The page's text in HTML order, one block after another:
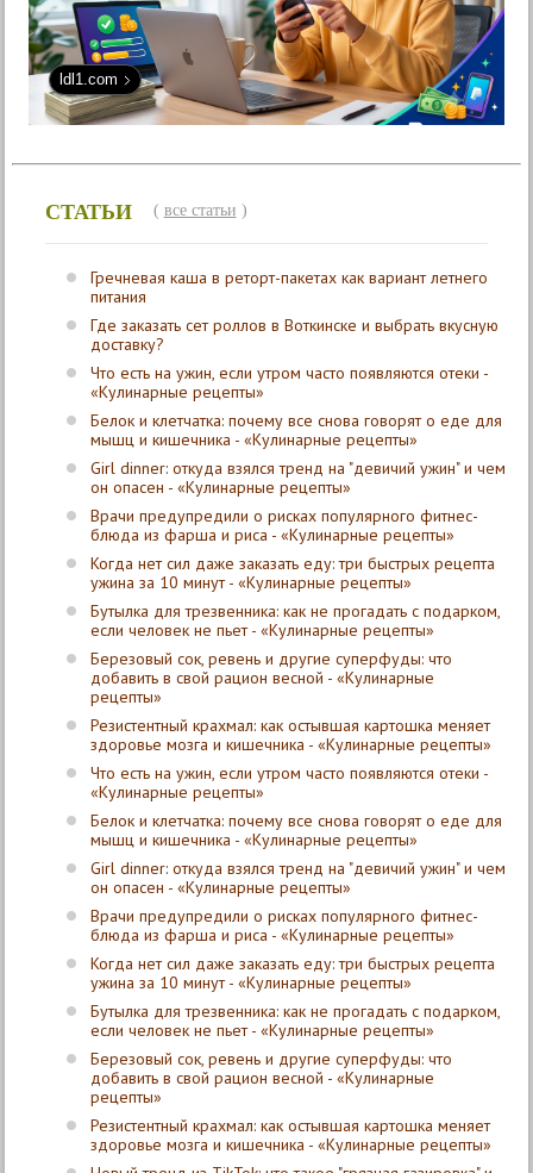
ldl1.com
СТАТЬИ ( все статьи )
Гречневая каша в реторт-пакетах как вариант летнего
питания
Где заказать сет роллов в Воткинске и выбрать вкусную
доставку?
Что есть на ужин, если утром часто появляются отеки -
«Кулинарные рецепты»
Белок и клетчатка: почему все снова говорят о еде для
мышц и кишечника - «Кулинарные рецепты»
Girl dinner: откуда взялся тренд на "девичий ужин" и чем
он опасен - «Кулинарные рецепты»
Врачи предупредили о рисках популярного фитнес-
блюда из фарша и риса - «Кулинарные рецепты»
Когда нет сил даже заказать еду: три быстрых рецепта
ужина за 10 минут - «Кулинарные рецепты»
Бутылка для трезвенника: как не прогадать с подарком,
если человек не пьет - «Кулинарные рецепты»
Березовый сок, ревень и другие суперфуды: что
добавить в свой рацион весной - «Кулинарные
рецепты»
Резистентный крахмал: как остывшая картошка меняет
здоровье мозга и кишечника - «Кулинарные рецепты»
Что есть на ужин, если утром часто появляются отеки -
«Кулинарные рецепты»
Белок и клетчатка: почему все снова говорят о еде для
мышц и кишечника - «Кулинарные рецепты»
Girl dinner: откуда взялся тренд на "девичий ужин" и чем
он опасен - «Кулинарные рецепты»
Врачи предупредили о рисках популярного фитнес-
блюда из фарша и риса - «Кулинарные рецепты»
Когда нет сил даже заказать еду: три быстрых рецепта
ужина за 10 минут - «Кулинарные рецепты»
Бутылка для трезвенника: как не прогадать с подарком,
если человек не пьет - «Кулинарные рецепты»
Березовый сок, ревень и другие суперфуды: что
добавить в свой рацион весной - «Кулинарные
рецепты»
Резистентный крахмал: как остывшая картошка меняет
здоровье мозга и кишечника - «Кулинарные рецепты»